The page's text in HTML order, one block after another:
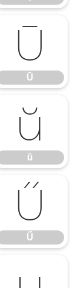
Ū
Ū
ŭ
ŭ
Ű
Ű